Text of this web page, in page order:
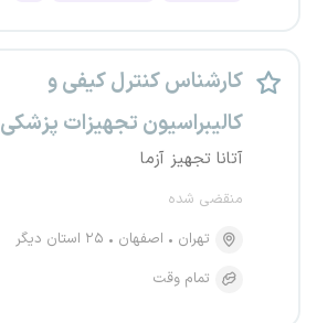
کارشناس کنترل کیفی و
کالیبراسیون تجهیزات پزشکی
آتانا تجهیز آزما
منقضی شده
تهران
اصفهان
۲۵ استان دیگر
تمام وقت